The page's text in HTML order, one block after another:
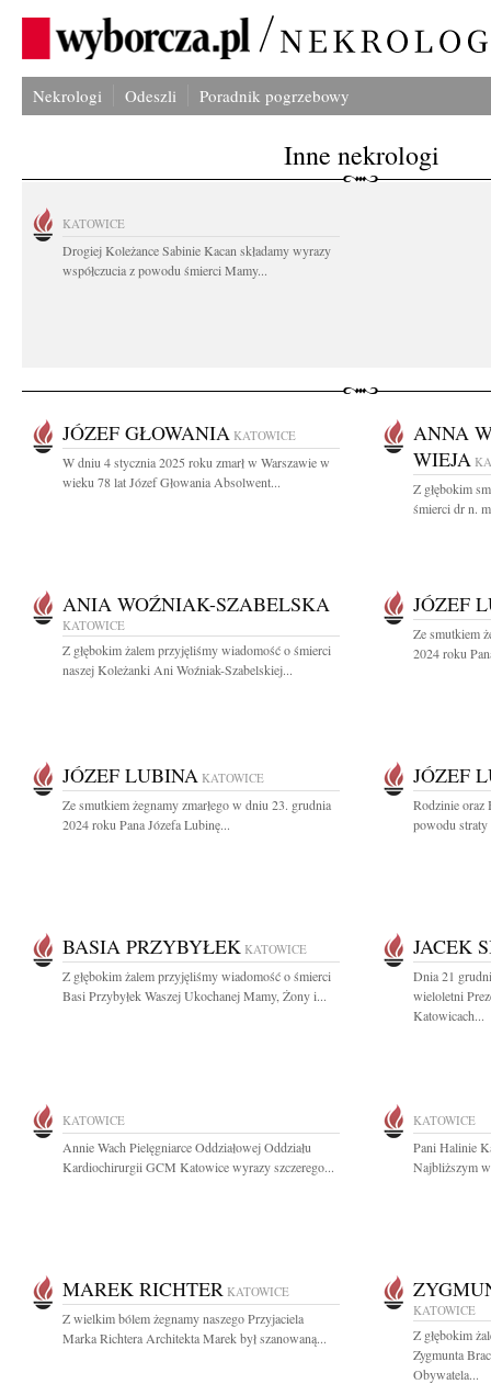
Nekrologi Odeszli Poradnik pogrzebowy
Inne nekrologi
KATOWICE
Drogiej Koleżance Sabinie Kacan składamy wyrazy
współczucia z powodu śmierci Mamy...
JÓZEF GŁOWANIA KATOWICE
W dniu 4 stycznia 2025 roku zmarł w Warszawie w
wieku 78 lat Józef Głowania Absolwent...
ANNA
WIEJA
Z głębokim
śmierci dr n.
ANIA WOŹNIAK-SZABELSKA
KATOWICE
Z głębokim żalem przyjęliśmy wiadomość o śmierci
naszej Koleżanki Ani Woźniak-Szabelskiej...
JÓZEF
Ze smutkiem
2024 roku
JÓZEF LUBINA KATOWICE
Ze smutkiem żegnamy zmarłego w dniu 23. grudnia
2024 roku Pana Józefa Lubinę...
JÓZEF
Rodzinie oraz
powodu straty
BASIA PRZYBYŁEK KATOWICE
Z głębokim żalem przyjęliśmy wiadomość o śmierci
Basi Przybyłek Waszej Ukochanej Mamy, Żony i...
JACEK
Dnia 21
wieloletni
Katowicach...
KATOWICE
Annie Wach Pielęgniarce Oddziałowej Oddziału
Kardiochirurgii GCM Katowice wyrazy szczerego...
KATOWICE
Pani Halinie
Najbliższym
MAREK RICHTER KATOWICE
Z wielkim bólem żegnamy naszego Przyjaciela
Marka Richtera Architekta Marek był szanowaną...
KATOWICE
Z głębokim
Zygmunta
Obywatela...